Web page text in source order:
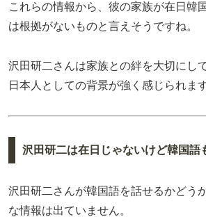
これらの情報から、彼の家族が在日韓
は根拠がないものと言えそうですね。
沢田研二さんは家族との絆を大切にし
日本人としての背景が強く感じられます
沢田研二は在日じゃないけど韓国語
沢田研二さんが韓国語を話せるかどう
な情報は出ていません。